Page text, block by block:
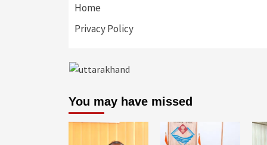
Home
Privacy Policy
You may have missed